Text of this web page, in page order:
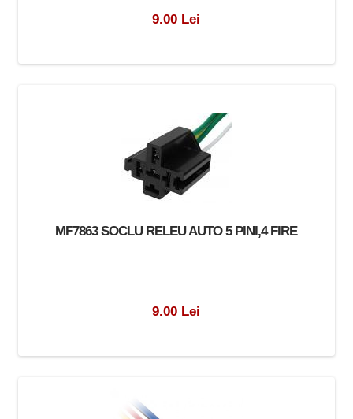
9.00 Lei
MF7863 SOCLU RELEU AUTO 5 PINI,4 FIRE
9.00 Lei